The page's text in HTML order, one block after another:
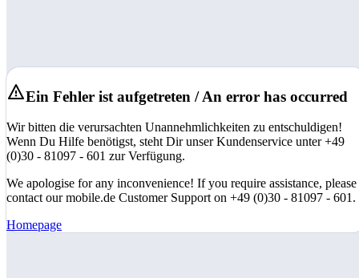
Ein Fehler ist aufgetreten / An error has occurred
Wir bitten die verursachten Unannehmlichkeiten zu entschuldigen!
Wenn Du Hilfe benötigst, steht Dir unser Kundenservice unter +49
(0)30 - 81097 - 601 zur Verfügung.
We apologise for any inconvenience! If you require assistance, please
contact our mobile.de Customer Support on +49 (0)30 - 81097 - 601.
Homepage